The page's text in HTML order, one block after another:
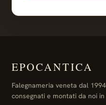
EPOCANTICA
Falegnameria veneta dal
consegnati e montati da noi